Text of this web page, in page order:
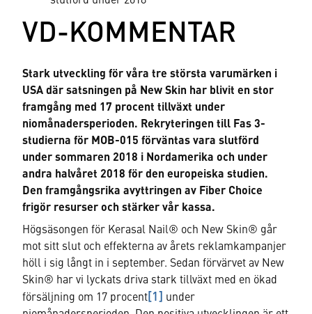
VD-KOMMENTAR
Stark utveckling för våra tre största varumärken i
USA där satsningen på New Skin har blivit en stor
framgång med 17 procent tillväxt under
niomånadersperioden. Rekryteringen till Fas 3-
studierna för MOB-015 förväntas vara slutförd
under sommaren 2018 i Nordamerika och under
andra halvåret 2018 för den europeiska studien.
Den framgångsrika avyttringen av Fiber Choice
frigör resurser och stärker vår kassa.
Högsäsongen för Kerasal Nail® och New Skin® går
mot sitt slut och effekterna av årets reklamkampanjer
höll i sig långt in i september. Sedan förvärvet av New
Skin® har vi lyckats driva stark tillväxt med en ökad
försäljning om 17 procent [1]
under